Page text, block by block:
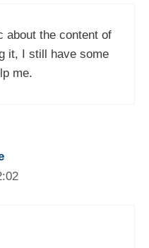
about the content of
it, I still have some
me.